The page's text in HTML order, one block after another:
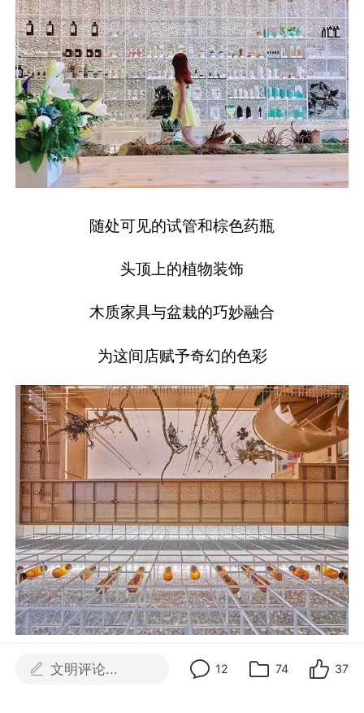
随处可见的试管和棕色药瓶
头顶上的植物装饰
木质家具与盆栽的巧妙融合
为这间店赋予奇幻的色彩
文明评论... 12 74 37